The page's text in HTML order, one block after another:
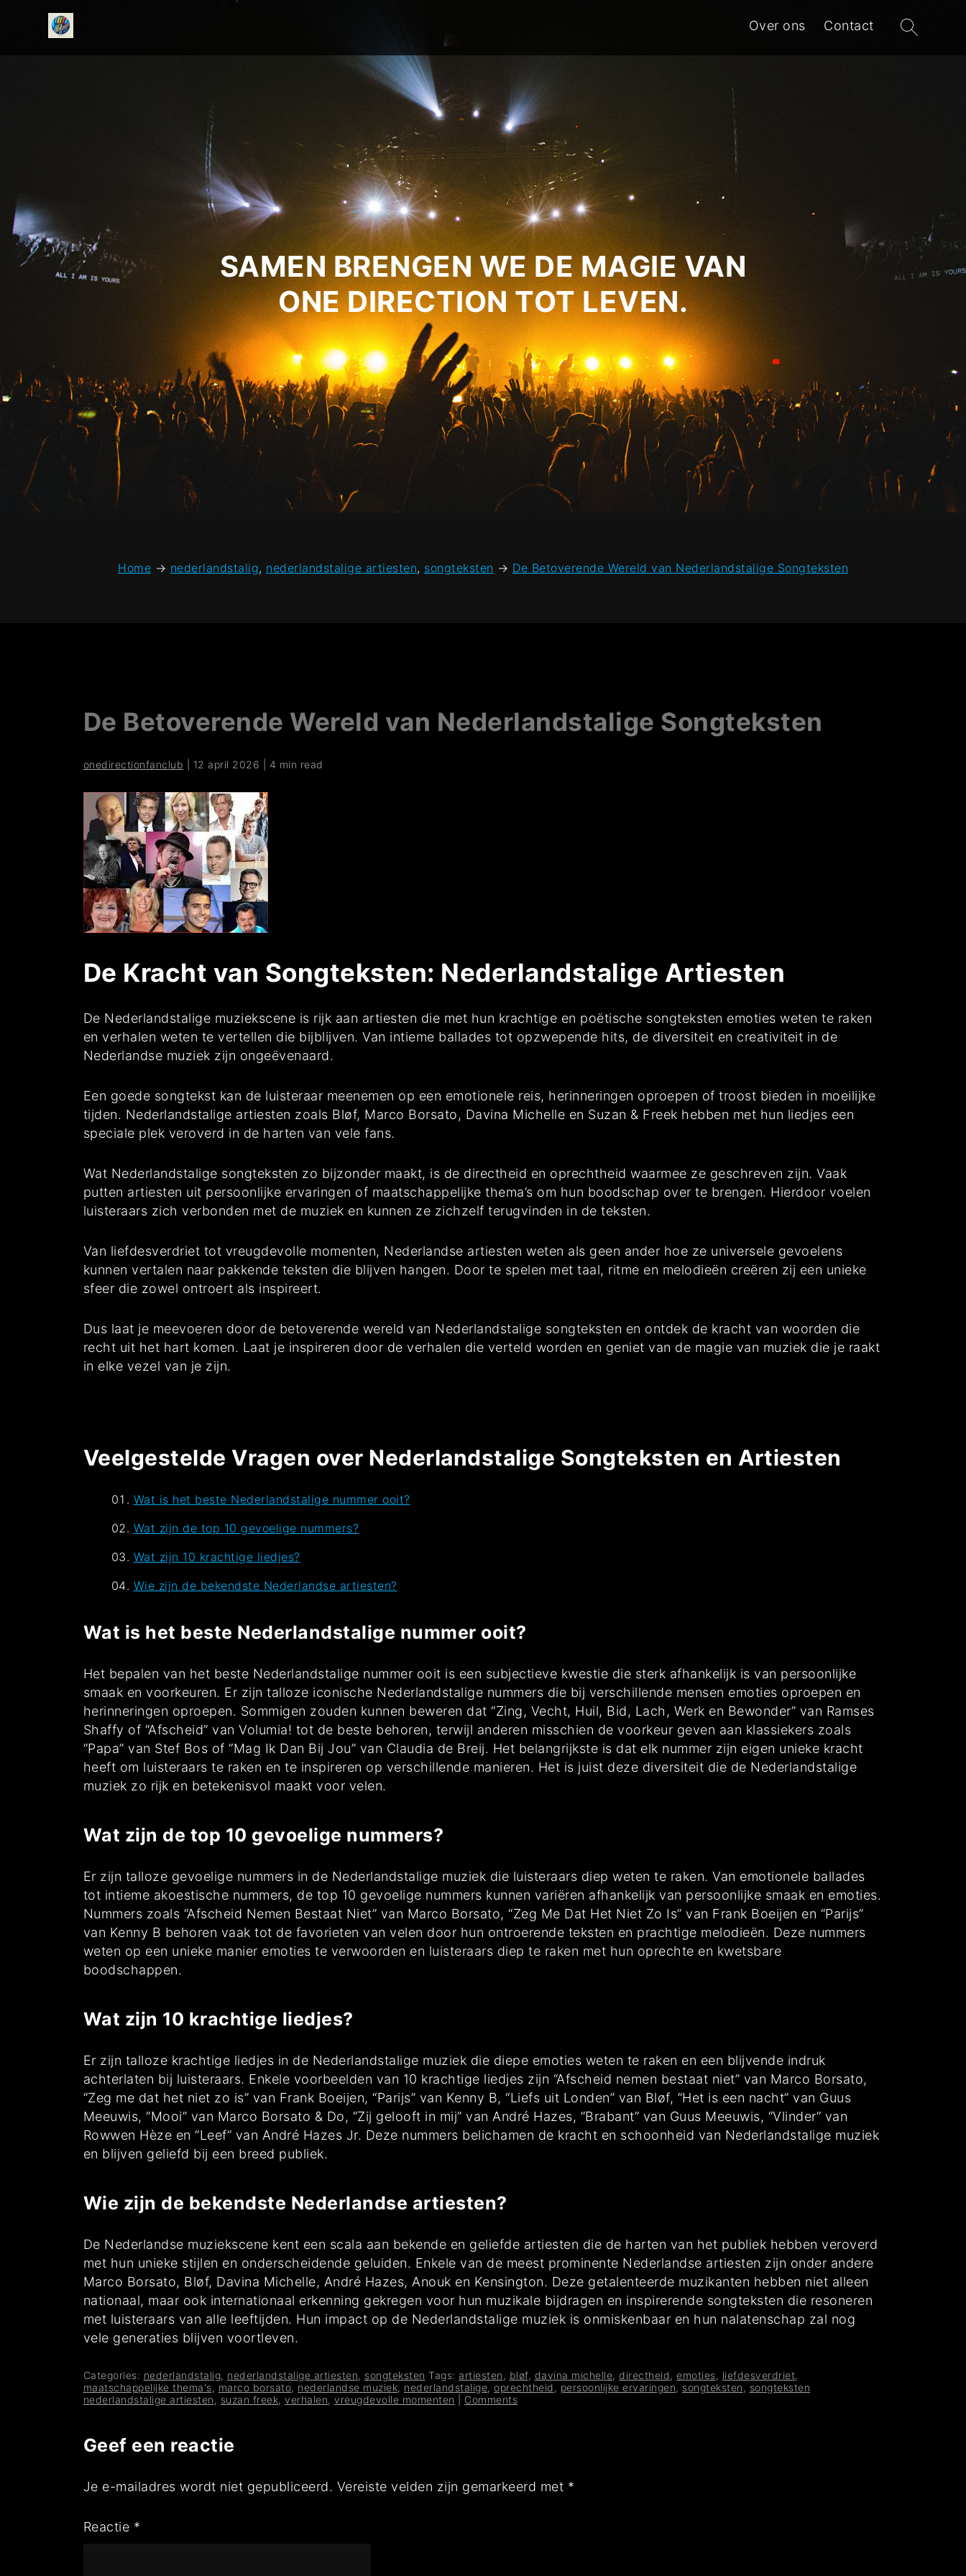
onedirectionfanclub.nl Over ons Contact
Zoeken
naar:
SAMEN BRENGEN WE DE MAGIE VAN
ONE DIRECTION TOT LEVEN.
Home → nederlandstalig, nederlandstalige artiesten, songteksten → De Betoverende Wereld van Nederlandstalige Songteksten
De Betoverende Wereld van Nederlandstalige Songteksten
onedirectionfanclub 12 april 2026 4 min read
De Kracht van Songteksten: Nederlandstalige Artiesten
De Nederlandstalige muziekscene is rijk aan artiesten die met hun krachtige en poëtische songteksten emoties weten te raken
en verhalen weten te vertellen die bijblijven. Van intieme ballades tot opzwepende hits, de diversiteit en creativiteit in de
Nederlandse muziek zijn ongeëvenaard.
Een goede songtekst kan de luisteraar meenemen op een emotionele reis, herinneringen oproepen of troost bieden in moeilijke
tijden. Nederlandstalige artiesten zoals Bløf, Marco Borsato, Davina Michelle en Suzan & Freek hebben met hun liedjes een
speciale plek veroverd in de harten van vele fans.
Wat Nederlandstalige songteksten zo bijzonder maakt, is de directheid en oprechtheid waarmee ze geschreven zijn. Vaak
putten artiesten uit persoonlijke ervaringen of maatschappelijke thema’s om hun boodschap over te brengen. Hierdoor voelen
luisteraars zich verbonden met de muziek en kunnen ze zichzelf terugvinden in de teksten.
Van liefdesverdriet tot vreugdevolle momenten, Nederlandse artiesten weten als geen ander hoe ze universele gevoelens
kunnen vertalen naar pakkende teksten die blijven hangen. Door te spelen met taal, ritme en melodieën creëren zij een unieke
sfeer die zowel ontroert als inspireert.
Dus laat je meevoeren door de betoverende wereld van Nederlandstalige songteksten en ontdek de kracht van woorden die
recht uit het hart komen. Laat je inspireren door de verhalen die verteld worden en geniet van de magie van muziek die je raakt
in elke vezel van je zijn.
Veelgestelde Vragen over Nederlandstalige Songteksten en Artiesten
Wat is het beste Nederlandstalige nummer ooit?
Wat zijn de top 10 gevoelige nummers?
Wat zijn 10 krachtige liedjes?
Wie zijn de bekendste Nederlandse artiesten?
Wat is het beste Nederlandstalige nummer ooit?
Het bepalen van het beste Nederlandstalige nummer ooit is een subjectieve kwestie die sterk afhankelijk is van persoonlijke
smaak en voorkeuren. Er zijn talloze iconische Nederlandstalige nummers die bij verschillende mensen emoties oproepen en
herinneringen oproepen. Sommigen zouden kunnen beweren dat “Zing, Vecht, Huil, Bid, Lach, Werk en Bewonder” van Ramses
Shaffy of “Afscheid” van Volumia! tot de beste behoren, terwijl anderen misschien de voorkeur geven aan klassiekers zoals
“Papa” van Stef Bos of “Mag Ik Dan Bij Jou” van Claudia de Breij. Het belangrijkste is dat elk nummer zijn eigen unieke kracht
heeft om luisteraars te raken en te inspireren op verschillende manieren. Het is juist deze diversiteit die de Nederlandstalige
muziek zo rijk en betekenisvol maakt voor velen.
Wat zijn de top 10 gevoelige nummers?
Er zijn talloze gevoelige nummers in de Nederlandstalige muziek die luisteraars diep weten te raken. Van emotionele ballades
tot intieme akoestische nummers, de top 10 gevoelige nummers kunnen variëren afhankelijk van persoonlijke smaak en emoties.
Nummers zoals “Afscheid Nemen Bestaat Niet” van Marco Borsato, “Zeg Me Dat Het Niet Zo Is” van Frank Boeijen en “Parijs”
van Kenny B behoren vaak tot de favorieten van velen door hun ontroerende teksten en prachtige melodieën. Deze nummers
weten op een unieke manier emoties te verwoorden en luisteraars diep te raken met hun oprechte en kwetsbare
boodschappen.
Wat zijn 10 krachtige liedjes?
Er zijn talloze krachtige liedjes in de Nederlandstalige muziek die diepe emoties weten te raken en een blijvende indruk
achterlaten bij luisteraars. Enkele voorbeelden van 10 krachtige liedjes zijn “Afscheid nemen bestaat niet” van Marco Borsato,
“Zeg me dat het niet zo is” van Frank Boeijen, “Parijs” van Kenny B, “Liefs uit Londen” van Bløf, “Het is een nacht” van Guus
Meeuwis, “Mooi” van Marco Borsato & Do, “Zij gelooft in mij” van André Hazes, “Brabant” van Guus Meeuwis, “Vlinder” van
Rowwen Hèze en “Leef” van André Hazes Jr. Deze nummers belichamen de kracht en schoonheid van Nederlandstalige muziek
en blijven geliefd bij een breed publiek.
Wie zijn de bekendste Nederlandse artiesten?
De Nederlandse muziekscene kent een scala aan bekende en geliefde artiesten die de harten van het publiek hebben veroverd
met hun unieke stijlen en onderscheidende geluiden. Enkele van de meest prominente Nederlandse artiesten zijn onder andere
Marco Borsato, Bløf, Davina Michelle, André Hazes, Anouk en Kensington. Deze getalenteerde muzikanten hebben niet alleen
nationaal, maar ook internationaal erkenning gekregen voor hun muzikale bijdragen en inspirerende songteksten die resoneren
met luisteraars van alle leeftijden. Hun impact op de Nederlandstalige muziek is onmiskenbaar en hun nalatenschap zal nog
vele generaties blijven voortleven.
Categories: nederlandstalig, nederlandstalige artiesten, songteksten Tags: artiesten , bløf, davina michelle,directheid,emoties, liefdesverdriet,
maatschappelijke thema's, marco borsato, nederlandse muziek, nederlandstalige,oprechtheid , persoonlijke ervaringen, songteksten , songteksten
nederlandstalige artiesten , suzan freek,verhalen,vreugdevolle momenten Comments
Geef een reactie
Je e-mailadres wordt niet gepubliceerd. Vereiste velden zijn gemarkeerd met *
Reactie *